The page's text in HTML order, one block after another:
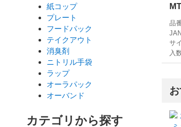
品
サ
入
紙コップ
プレート
フードパック
テイクアウト
消臭剤
ニトリル手袋
ラップ
オーラパック
オーバンド
カテゴリから探す